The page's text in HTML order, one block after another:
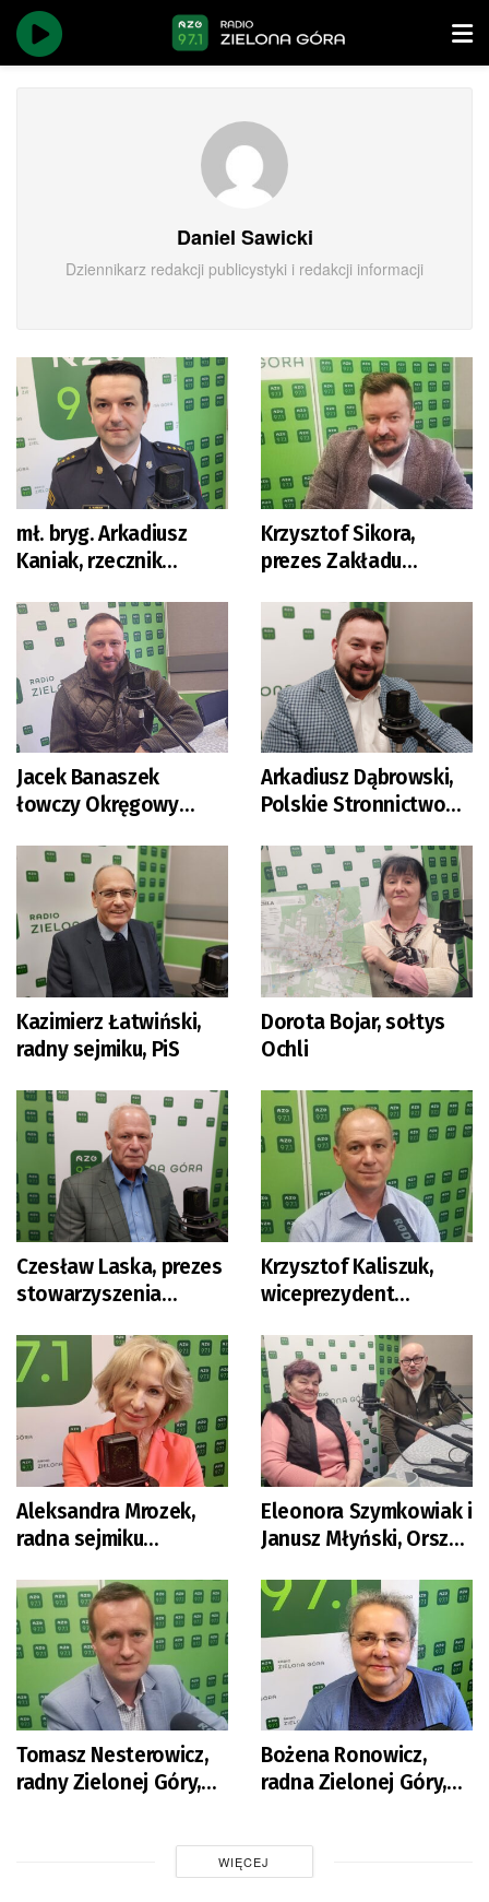
Daniel Sawicki
Dziennikarz redakcji publicystyki i redakcji informacji
mł. bryg. Arkadiusz
Kaniak, rzecznik
pożarnej
Krzysztof Sikora,
prezes Zakładu
Komunalnej w Zielonej
Górze
Jacek Banaszek
łowczy Okręgowy
Łowieckiego w
Zielonej Górze
Arkadiusz Dąbrowski,
Polskie Stronnictwo
Kazimierz Łatwiński,
radny sejmiku, PiS
Dorota Bojar, sołtys
Ochli
Czesław Laska, prezes
stowarzyszenia
Kresów
Krzysztof Kaliszuk,
wiceprezydent
Aleksandra Mrozek,
radna sejmiku
Lubuskie)
Eleonora Szymkowiak i
Janusz Młyński, Orszak
Tomasz Nesterowicz,
radny Zielonej Góry,
Bożena Ronowicz,
radna Zielonej Góry,
WIĘCEJ